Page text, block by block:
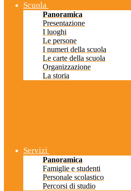
Scuola
Panoramica
Presentazione
I luoghi
Le persone
I numeri della scuola
Le carte della scuola
Organizzazione
La storia
Servizi
Panoramica
Famiglie e studenti
Personale scolastico
Percorsi di studio